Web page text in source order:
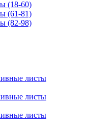
(18-60)
(61-81)
(82-98)
листы
листы
листы